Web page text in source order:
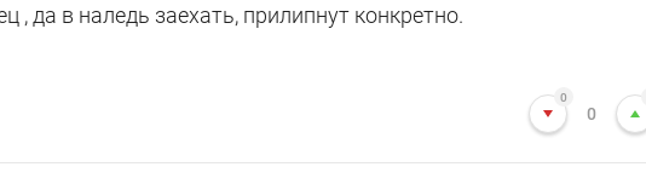
, да в наледь заехать, прилипнут конкретно.
0
0